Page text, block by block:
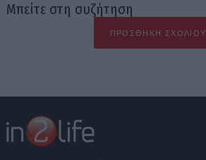
Μπείτε στη συζήτηση
ΠΡΟΣΘΉΚΗ ΣΧΟΛΊΟΥ